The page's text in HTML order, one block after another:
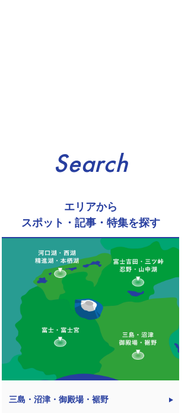
Search
エリアから
スポット・記事・特集を探す
三島・沼津・御殿場・裾野